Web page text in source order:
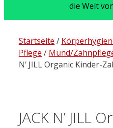
die Welt
Startseite /
Pflege / Mund/
N’ JILL Organic Kinder-
JACK N’ JILL